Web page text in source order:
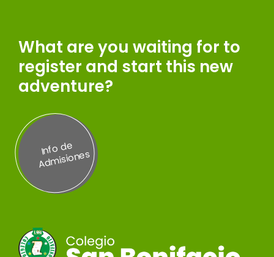
What are you waiting for to
register and start this new
adventure?
Inf
o
d
e
A
d
misi
on
es